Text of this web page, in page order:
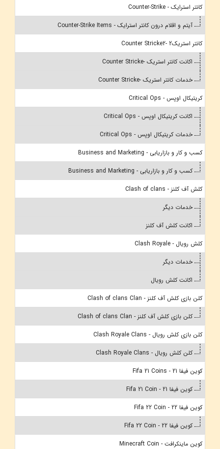
کانتر استرایک - Counter-Strike
آیتم و اقلام درون کانتر استرایک - Counter-Strike Items
کانتر استریک2 -Counter Stricke2
اکانت کانتر استریک -Counter Stricke
خدمات کانتر استریک -Counter Stricke
کریتیکال اوپس - Critical Ops
اکانت کریتیکال اوپس - Critical Ops
خدمات کریتیکال اوپس - Critical Ops
کسب و کار و بازاریابی - Business and Marketing
کسب و کار و بازاریابی - Business and Marketing
کلش آف کلنز - Clash of clans
خدمات دیگر
اکانت کلش آف کلنز
کلش رویال - Clash Royale
خدمات دیگر
اکانت کلش رویال
کلن بازی کلش آف کلنز - Clash of clans Clan
کلن بازی کلش آف کلنز - Clash of clans Clan
کلن بازی کلش رویال - Clash Royale Clans
کلن کلش رویال - Clash Royale Clans
کوین فیفا 21 - Fifa 21 Coins
کوین فیفا 21 - Fifa 21 Coin
کوین فیفا 22 - Fifa 22 Coin
کوین فیفا 22 - Fifa 22 Coin
کوین ماینکرافت - Minecraft Coin